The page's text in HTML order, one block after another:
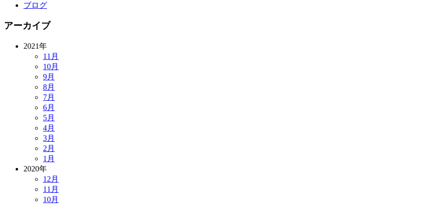
ブログ
アーカイブ
2021年
11月
10月
9月
8月
7月
6月
5月
4月
3月
2月
1月
2020年
12月
11月
10月